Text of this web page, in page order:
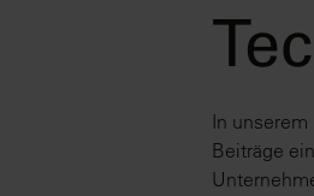
In
Beiträge